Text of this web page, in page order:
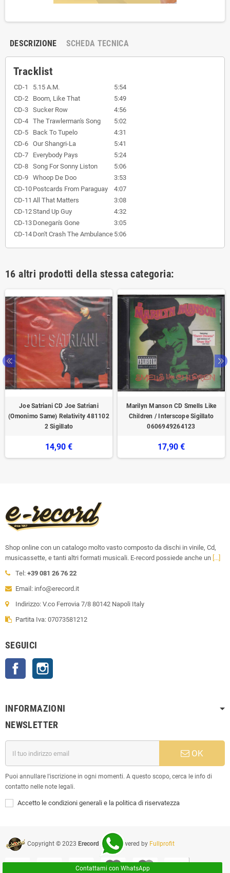
DESCRIZIONE SCHEDA TECNICA
Tracklist
CD-1 5.15 A.M.
5:54
CD-2
Boom, Like That
5:49
CD-3 Sucker Row
4:56
CD-4 The Trawlerman's Song
5:02
CD-5
Back To Tupelo
4:31
CD-6 Our Shangri-La
5:41
CD-7
Everybody Pays
5:24
CD-8 Song For Sonny Liston
5:06
CD-9 Whoop De Doo
3:53
CD-10 Postcards From Paraguay
4:07
CD-11 All That Matters
3:08
CD-12Stand Up Guy
4:32
CD-13 Donegan's Gone
3:05
CD-14 Don't Crash The Ambulance 5:06
16 altri prodotti della stessa categoria:
Joe Satriani CD Joe Satriani
(Omonimo Same) Relativity ‎481102
2 Sigillato
14,90 €
Marilyn Manson CD Smells Like
Children / Interscope Sigillato
0606949264123
17,90 €
Shop online con un catalogo molto vasto composto da dischi in vinile, Cd,
musicassette, e tanti altri formati musicali. E-record possiede anche un [...]
Tel: +39 081 26 76 22
Email: info@erecord.it
Indirizzo: V.co Ferrovia 7/8 80142 Napoli Italy
Partita Iva: 07073581212
SEGUICI
Facebook
INFORMAZIONI
NEWSLETTER
OK
Puoi annullare l'iscrizione in ogni momenti. A questo scopo, cerca le info di
contatto nelle note legali.
Accetto le condizioni generali e la politica di riservatezza
Contattami con WhatsApp
Copyright © 2023 Erecord Srl| Powered by Fullprofit